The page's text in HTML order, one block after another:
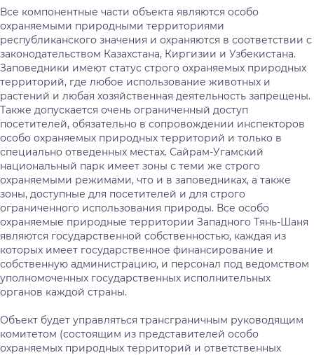
Все компонентные части объекта являются особо
охраняемыми природными территориями
республиканского значения и охраняются в соответствии с
законодательством Казахстана, Киргизии и Узбекистана.
Заповедники имеют статус строго охраняемых природных
территорий, где любое использование животных и
растений и любая хозяйственная деятельность запрещены.
Также допускается очень ограниченный доступ
посетителей, обязательно в сопровождении инспекторов
особо охраняемых природных территорий и только в
специально отведенных местах. Сайрам-Угамский
национальный парк имеет зоны с теми же строго
охраняемыми режимами, что и в заповедниках, а также
зоны, доступные для посетителей и для строго
ограниченного использования природы. Все особо
охраняемые природные территории Западного Тянь-Шаня
являются государственной собственностью, каждая из
которых имеет государственное финансирование и
собственную администрацию, и персонал под ведомством
уполномоченных государственных исполнительных
органов каждой страны.
Объект будет управляться трансграничным руководящим
комитетом (состоящим из представителей особо
охраняемых природных территорий и ответственных